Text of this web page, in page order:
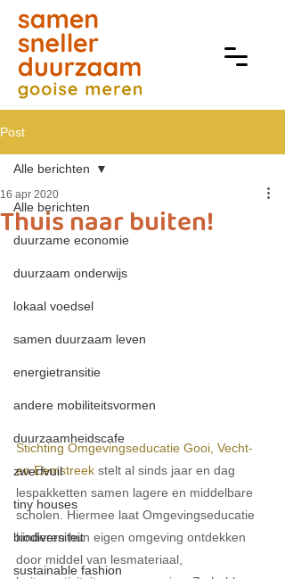
Post
Alle berichten
duurzame economie
duurzaam onderwijs
lokaal voedsel
samen duurzaam leven
energietransitie
andere mobiliteitsvormen
duurzaamheidscafe
zwerfvuil
tiny houses
biodiversiteit
sustainable fashion
Alle berichten
Thuis naar buiten!
16 apr 2020
Stichting Omgevingseducatie Gooi, Vecht-
en Eemstreek stelt al sinds jaar en dag
lespakketten samen lagere en middelbare
scholen. Hiermee laat Omgevingseducatie
kinderen hun eigen omgeving ontdekken
door middel van lesmateriaal,